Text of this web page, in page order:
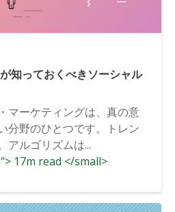
知っておくべきソーシャル
マーケティングは、真の意
分野のひとつです。トレン
アルゴリズムは...
17m read </small>